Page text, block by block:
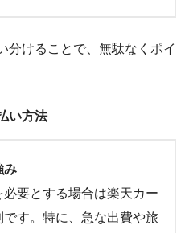
分けることで、無駄なくポイ
い方法
み
要とする場合は楽天カー
です。特に、急な出費や旅